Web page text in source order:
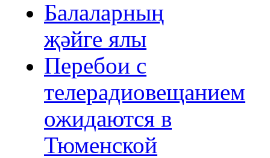
Балаларның
җәйге ялы
Перебои с
телерадиовещанием
ожидаются в
Тюменской